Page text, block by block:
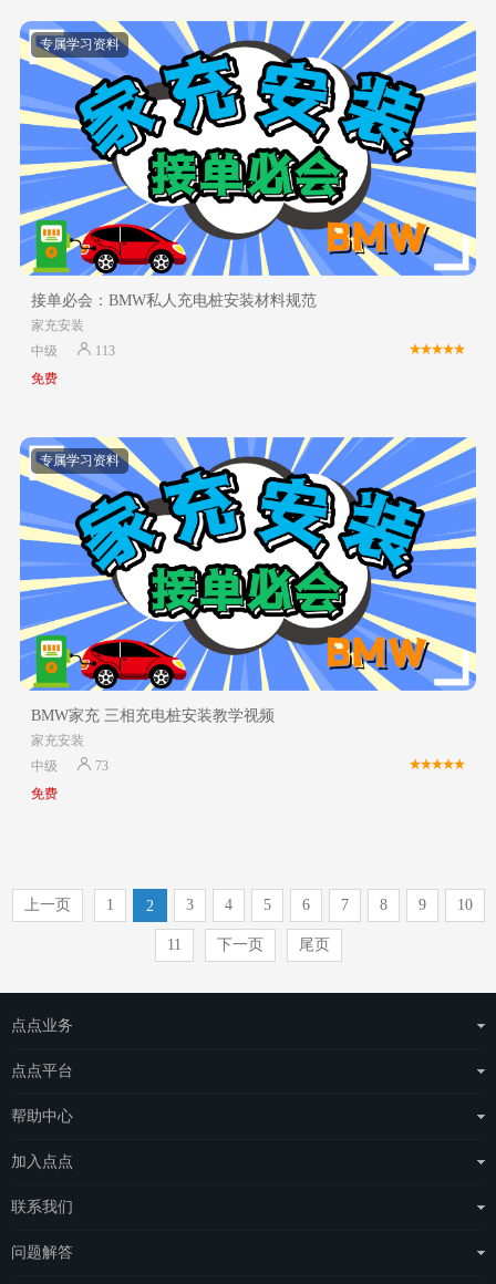
专属学习资料
接单必会：BMW私人充电桩安装材料规范
家充安装
中级
113
免费
专属学习资料
BMW家充 三相充电桩安装教学视频
家充安装
中级
73
免费
上一页 1 2 3 4 5 6 7 8 9 10
11 下一页 尾页
点点业务
运营商整体解决方案
物联网云平台
点点平台
eSAS管理平台
eDOS管理平台
帮助中心
点点简介
常见问题
加入点点
城市合伙人
项目合伙人
联系我们
联系我们
问题解答